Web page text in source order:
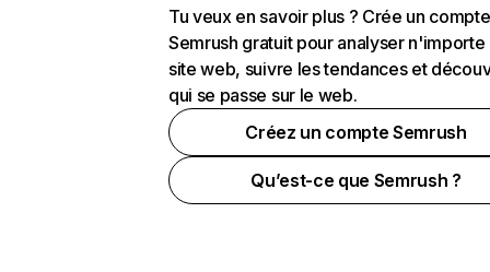
Tu veux en savoir plus ? Crée un compte
Semrush gratuit pour analyser n'importe
site web, suivre les tendances et
qui se passe sur le web.
Créez un compte Semrush
Qu’est-ce que Semrush ?